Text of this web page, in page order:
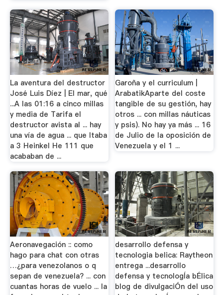
La aventura del destructor
José Luis Díez | El mar, qué
...A las 01:16 a cinco millas
y media de Tarifa el
destructor avista al ... hay
una vía de agua ... que ltaba
a 3 Heinkel He 111 que
acababan de ...
Garoña y el curriculum |
ArabatikAparte del coste
tangible de su gestión, hay
otros ... con millas náuticas
y psis). No hay ya más ... 16
de Julio de la oposición de
Venezuela y el 1 ...
Aeronavegación :: como
hago para chat con otras
…¿para venezolanos o q
sepan de venezuela? ... con
cuantas horas de vuelo ... la
desarrollo defensa y
tecnologia belica: Raytheon
entrega ...desarrollo
defensa y tecnologÍa bÉlica
blog de divulgaciÓn del uso